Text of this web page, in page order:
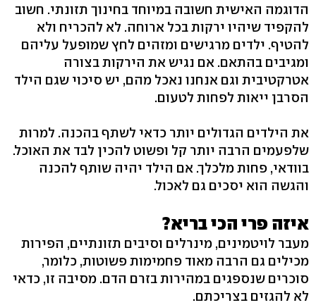
הדוגמה האישית חשובה במיוחד בחינוך תזונתי. חשוב
להקפיד שיהיו ירקות בכל ארוחה. לא להכריח ולא
להטיף. ילדים מרגישים ומזהים לחץ שמופעל עליהם
ומגיבים בהתאם. אם נגיש את הירקות בצורה
אטרקטיבית וגם אנחנו נאכל מהם, יש סיכוי שגם הילד
הסרבן ייאות לפחות לטעום.
את הילדים הגדולים יותר כדאי לשתף בהכנה. למרות
שלפעמים הרבה יותר קל ופשוט להכין לבד את האוכל.
בוודאי, פחות מלכלך. אם הילד יהיה שותף להכנה
והגשה הוא יסכים גם לאכול.
איזה פרי הכי בריא?
מעבר לויטמינים, מינרלים וסיבים תזונתיים, הפירות
מכילים גם הרבה מאוד פחמימות פשוטות, כלומר,
סוכרים שנספגים במהירות בזרם הדם. מסיבה זו, כדאי
לא להגזים בצריכתם.